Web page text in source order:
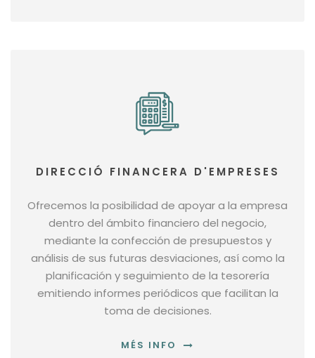
DIRECCIÓ FINANCERA D'EMPRESES
Ofrecemos la posibilidad de apoyar a la empresa
dentro del ámbito financiero del negocio,
mediante la confección de presupuestos y
análisis de sus futuras desviaciones, así como la
planificación y seguimiento de la tesorería
emitiendo informes periódicos que facilitan la
toma de decisiones.
MÉS INFO